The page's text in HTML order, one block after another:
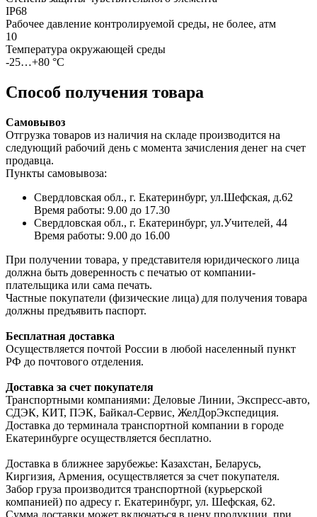
IP68
Рабочее давление контролируемой среды, не более, атм
10
Температура окружающей среды
-25…+80 °С
Способ получения товара
Самовывоз
Отгрузка товаров из наличия на складе производится на
следующий рабочий день с момента зачисления денег на счет
продавца.
Пункты самовывоза:
Свердловская обл., г. Екатеринбург, ул.Шефская, д.62
Время работы: 9.00 до 17.30
Свердловская обл., г. Екатеринбург, ул.Учителей, 44
Время работы: 9.00 до 16.00
При получении товара, у представителя юридического лица
должна быть доверенность с печатью от компании-
плательщика или сама печать.
Частные покупатели (физические лица) для получения товара
должны предъявить паспорт.
Бесплатная доставка
Осуществляется почтой России в любой населенный пункт
РФ до почтового отделения.
Доставка за счет покупателя
Транспортными компаниями: Деловые Линии, Экспресс-авто,
СДЭК, КИТ, ПЭК, Байкал-Сервис, ЖелДорЭкспедиция.
Доставка до терминала транспортной компании в городе
Екатеринбурге осуществляется бесплатно.
Доставка в ближнее зарубежье: Казахстан, Беларусь,
Киргизия, Армения, осуществляется за счет покупателя.
Забор груза производится транспортной (курьерской
компанией) по адресу г. Екатеринбург, ул. Шефская, 62.